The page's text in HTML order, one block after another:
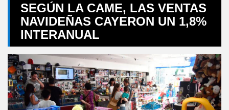
SEGÚN LA CAME, LAS VENTAS
NAVIDEÑAS CAYERON UN 1,8%
INTERANUAL